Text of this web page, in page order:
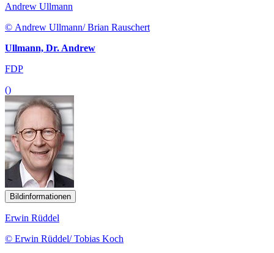
Andrew Ullmann
© Andrew Ullmann/ Brian Rauschert
Ullmann, Dr. Andrew
FDP
()
Bildinformationen
Erwin Rüddel
© Erwin Rüddel/ Tobias Koch